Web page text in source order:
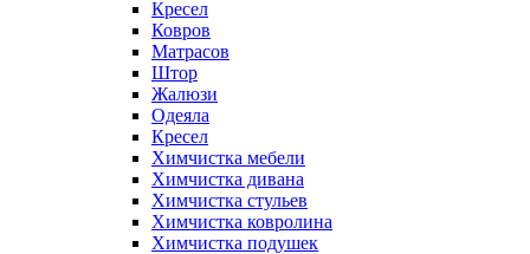
Кресел
Ковров
Матрасов
Штор
Жалюзи
Одеяла
Кресел
Химчистка мебели
Химчистка дивана
Химчистка стульев
Химчистка ковролина
Химчистка подушек